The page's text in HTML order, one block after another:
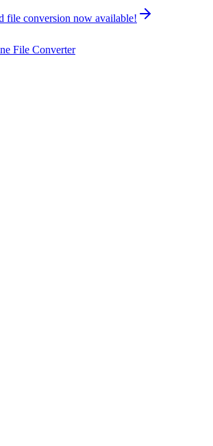
file conversion now available!
File Converter